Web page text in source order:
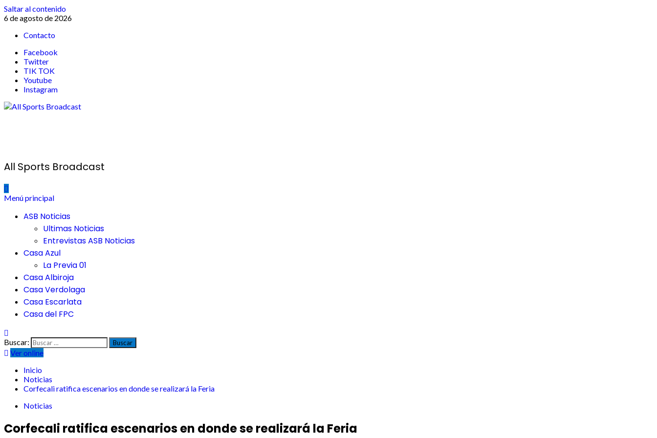
Saltar al contenido
6 de agosto de 2026
Contacto
Facebook
Twitter
TIK TOK
Youtube
Instagram
All Sports Broadcast
Menú principal
ASB Noticias
Ultimas Noticias
Entrevistas ASB Noticias
Casa Azul
La Previa 01
Casa Albiroja
Casa Verdolaga
Casa Escarlata
Casa del FPC
Buscar:
Ver online
Inicio
Noticias
Corfecali ratifica escenarios en donde se realizará la Feria
Noticias
Corfecali ratifica escenarios en donde se realizará la Feria